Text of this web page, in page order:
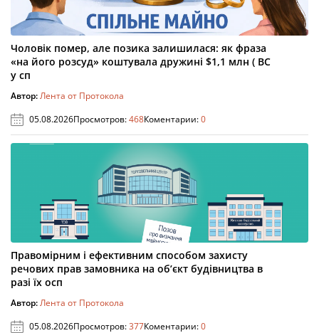
Чоловік помер, але позика залишилася: як фраза
«на його розсуд» коштувала дружині $1,1 млн ( ВС
у сп
Автор:Лента от Протокола
05.08.2026Просмотров:468Коментарии:0
Правомірним і ефективним способом захисту
речових прав замовника на об’єкт будівництва в
разі їх осп
Автор:Лента от Протокола
05.08.2026Просмотров:377Коментарии:0